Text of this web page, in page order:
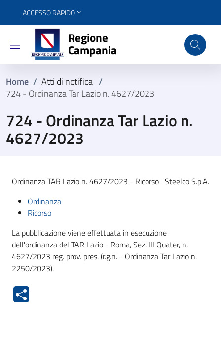
ACCESSO RAPIDO
Regione Campania
Regione
Campania
Home / Atti di notifica /
724 - Ordinanza Tar Lazio n. 4627/2023
724 - Ordinanza Tar Lazio n.
4627/2023
Ordinanza TAR Lazio n. 4627/2023 - Ricorso Steelco S.p.A.
Ordinanza
Ricorso
La pubblicazione viene effettuata in esecuzione
dell'ordinanza del TAR Lazio - Roma, Sez. III Quater, n.
4627/2023 reg. prov. pres. (r.g.n. - Ordinanza Tar Lazio n.
2250/2023).